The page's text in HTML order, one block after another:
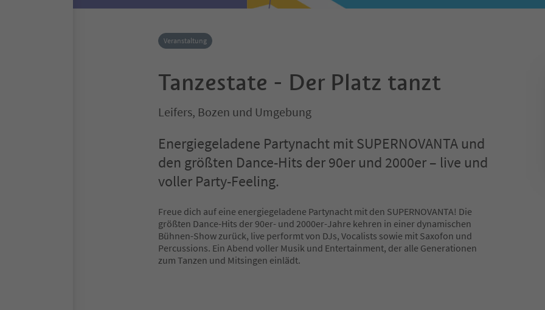
Veranstaltung
Tanzestate - Der Platz tanzt
Leifers, Bozen und Umgebung
Energiegeladene Partynacht mit SUPERNOVANTA und
den größten Dance-Hits der 90er und 2000er – live und
voller Party-Feeling.
Freue dich auf eine energiegeladene Partynacht mit den SUPERNOVANTA! Die
größten Dance-Hits der 90er- und 2000er-Jahre kehren in einer dynamischen
Bühnen-Show zurück, live performt von DJs, Vocalists sowie mit Saxofon und
Percussions. Ein Abend voller Musik und Entertainment, der alle Generationen
zum Tanzen und Mitsingen einlädt.